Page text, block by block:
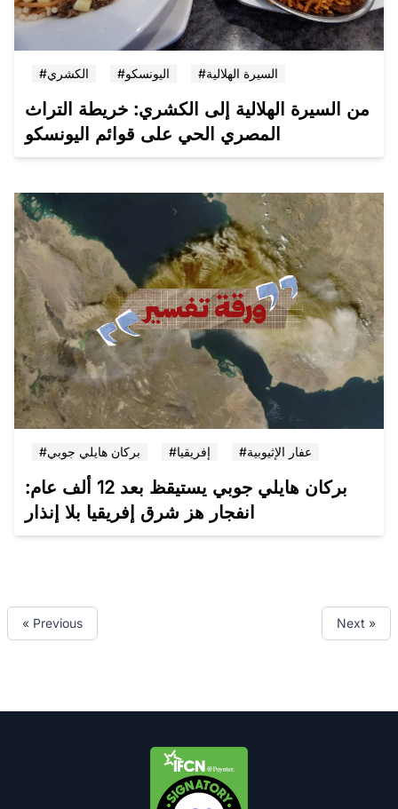
#الكشري #اليونسكو #السيرة الهلالية
من السيرة الهلالية إلى الكشري: خريطة التراث
المصري الحي على قوائم اليونسكو
#بركان هايلي جوبي #إفريقيا #عفار الإثيوبية
بركان هايلي جوبي يستيقظ بعد 12 ألف عام:
انفجار هز شرق إفريقيا بلا إنذار
« Previous Next »